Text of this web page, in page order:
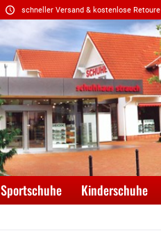
schneller Versand & kostenlose Retoure
Sportschuhe Kinderschuhe